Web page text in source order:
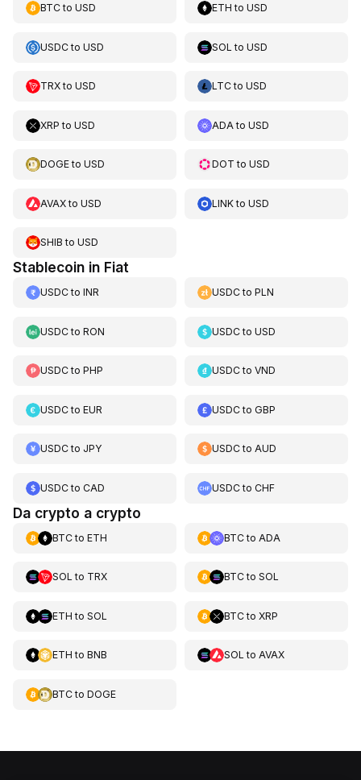
BTCto USD ETH toUSD
USDCto USD SOL toUSD
TRXto USD LTCtoUSD
XRP to USD ADA toUSD
DOGEto USD DOT toUSD
AVAXto USD LINKtoUSD
SHIB to USD
Stablecoin in Fiat
USDCto INR USDCtoPLN
USDCto RON USDCtoUSD
USDCto PHP USDCtoVND
USDCto EUR USDCtoGBP
USDCto JPY USDCtoAUD
USDCto CAD USDCtoCHF
Da crypto a crypto
BTCto ETH BTCto ADA
SOL to TRX BTCto SOL
ETH to SOL BTCto XRP
ETH to BNB SOL to AVAX
BTCto DOGE